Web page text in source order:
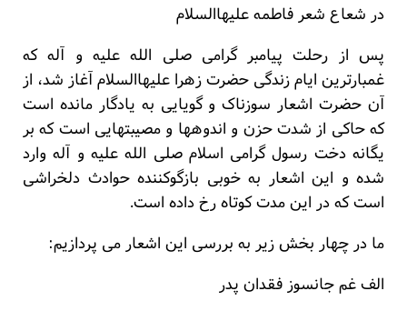
در شعاع شعر فاطمه علیهاالسلام
پس از رحلت پیامبر گرامی صلی الله علیه و آله که
غمبارترین ایام زندگی حضرت زهرا علیهاالسلام آغاز شد، از
آن حضرت اشعار سوزناک و گویایی به یادگار مانده است
که حاکی از شدت حزن و اندوهها و مصیبتهایی است که بر
یگانه دخت رسول گرامی اسلام صلی الله علیه و آله وارد
شده و این اشعار به خوبی بازگوکننده حوادث دلخراشی
است که در این مدت کوتاه رخ داده است.
ما در چهار بخش زیر به بررسی این اشعار می پردازیم:
الف غم جانسوز فقدان پدر